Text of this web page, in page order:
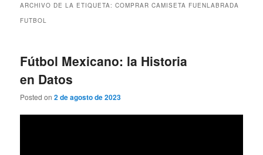
ARCHIVO DE LA ETIQUETA:COMPRAR CAMISETA FUENLABRADA
FUTBOL
Fútbol Mexicano: la Historia
en Datos
Posted on2 de agosto de 2023